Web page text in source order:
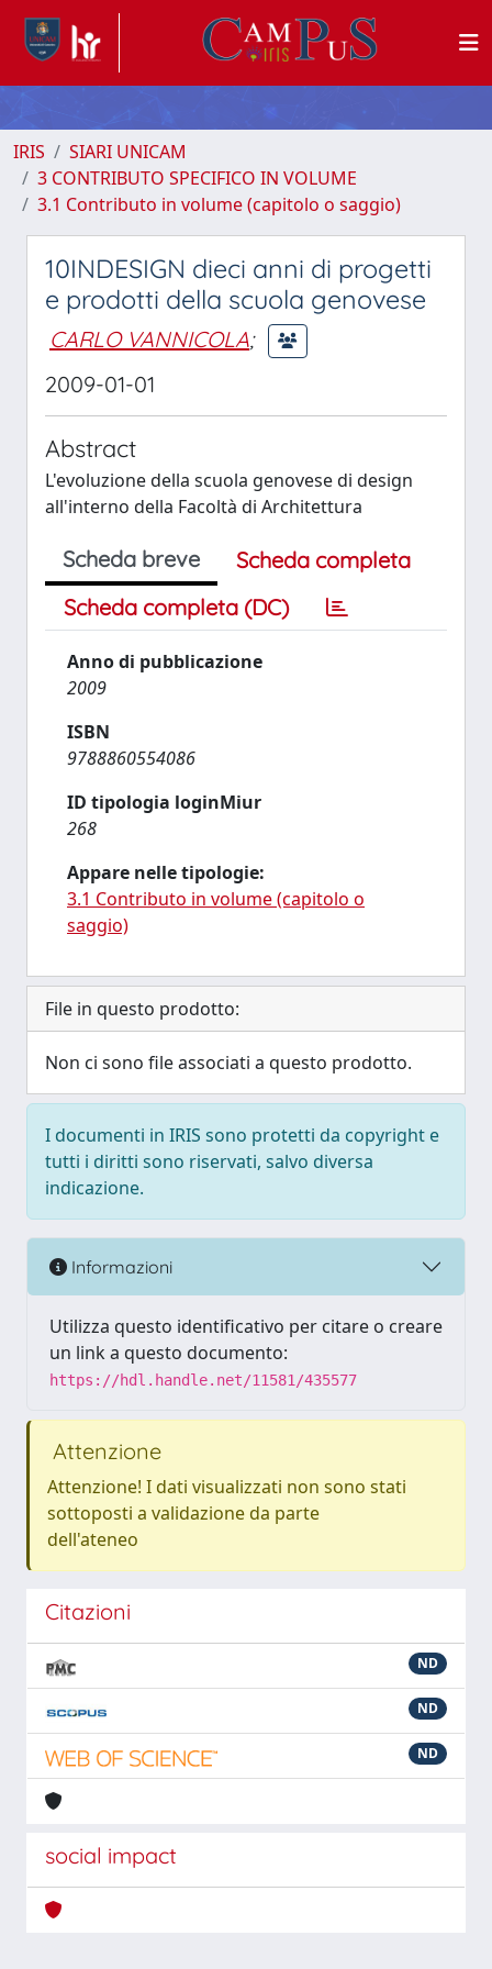
IRIS
SIARI UNICAM
3 CONTRIBUTO SPECIFICO IN VOLUME
3.1 Contributo in volume (capitolo o saggio)
10INDESIGN dieci anni di progetti
e prodotti della scuola genovese
CARLO VANNICOLA;
2009-01-01
Abstract
L'evoluzione della scuola genovese di design
all'interno della Facoltà di Architettura
Scheda breve
Scheda completa
Scheda completa (DC)
Anno di pubblicazione
2009
ISBN
9788860554086
ID tipologia loginMiur
268
Appare nelle tipologie:
3.1 Contributo in volume (capitolo o
saggio)
File in questo prodotto:
Non ci sono file associati a questo prodotto.
I documenti in IRIS sono protetti da copyright e
tutti i diritti sono riservati, salvo diversa
indicazione.
Informazioni
Utilizza questo identificativo per citare o creare
un link a questo documento:
https://hdl.handle.net/11581/435577
Attenzione
Attenzione! I dati visualizzati non sono stati
sottoposti a validazione da parte
dell'ateneo
Citazioni
ND
ND
ND
social impact